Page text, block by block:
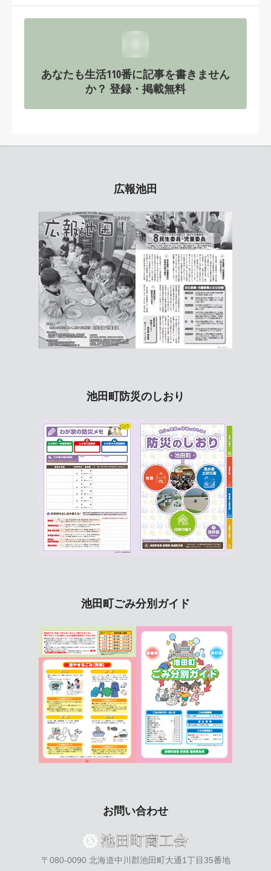
あなたも生活110番に記事を書きません
か？ 登録・掲載無料
広報池田
池田町防災のしおり
池田町ごみ分別ガイド
お問い合わせ
〒080-0090 北海道中川郡池田町大通1丁目35番地